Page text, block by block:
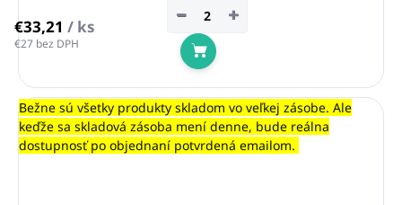
€33,21 / ks
€27 bez DPH
+
−
Do košíka
Bežne sú všetky produkty skladom vo veľkej zásobe. Ale
keďže sa skladová zásoba mení denne, bude reálna
dostupnosť po objednaní potvrdená emailom.